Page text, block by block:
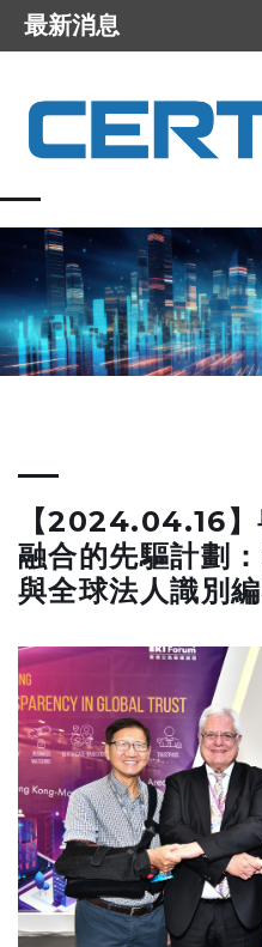
【2024.04.16
融合的先驅計劃
與全球法人識別
最新消息